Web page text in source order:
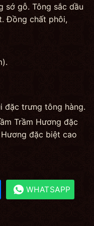
sớ gỗ. Tông sắc dầu
Đồng chất phôi,
đặc trưng tông hàng.
Trầm Hương đặc
đặc biệt cao
WHATSAPP